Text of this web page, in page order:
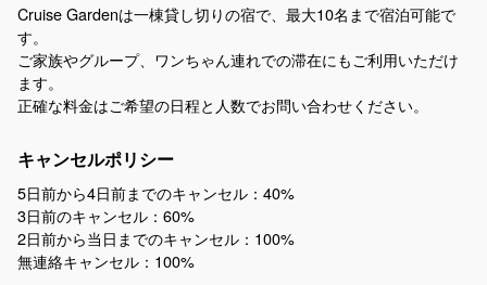
Cruise Gardenは一棟貸し切りの宿で、最大10名まで宿泊可能で
す。
ご家族やグループ、ワンちゃん連れでの滞在にもご利用いただけ
ます。
正確な料金はご希望の日程と人数でお問い合わせください。
キャンセルポリシー
5日前から4日前までのキャンセル：40%
3日前のキャンセル：60%
2日前から当日までのキャンセル：100%
無連絡キャンセル：100%